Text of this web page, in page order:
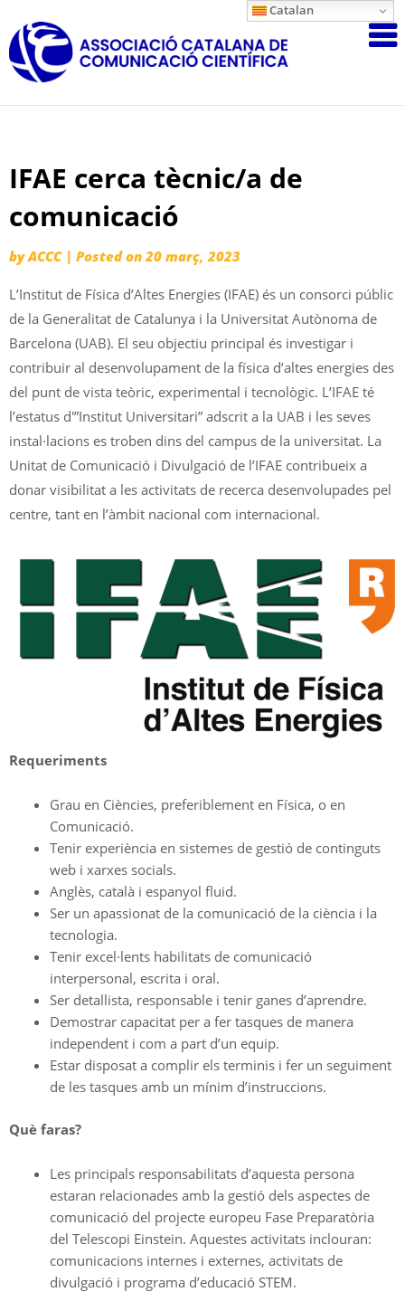
to
content
Associació
IFAE cerca tècnic/a de
comunicació
byACCC | Posted on 20 març, 2023
L’Institut de Física d’Altes Energies (IFAE) és un consorci públic
de la Generalitat de Catalunya i la Universitat Autònoma de
Barcelona (UAB). El seu objectiu principal és investigar i
contribuir al desenvolupament de la física d’altes energies des
del punt de vista teòric, experimental i tecnològic. L’IFAE té
l’estatus d'”Institut Universitari” adscrit a la UAB i les seves
instal·lacions es troben dins del campus de la universitat. La
Unitat de Comunicació i Divulgació de l’IFAE contribueix a
donar visibilitat a les activitats de recerca desenvolupades pel
centre, tant en l’àmbit nacional com internacional.
Requeriments
Grau en Ciències, preferiblement en Física, o en
Comunicació.
Tenir experiència en sistemes de gestió de continguts
web i xarxes socials.
Anglès, català i espanyol fluid.
Ser un apassionat de la comunicació de la ciència i la
tecnologia.
Tenir excel·lents habilitats de comunicació
interpersonal, escrita i oral.
Ser detallista, responsable i tenir ganes d’aprendre.
Demostrar capacitat per a fer tasques de manera
independent i com a part d’un equip.
Estar disposat a complir els terminis i fer un seguiment
de les tasques amb un mínim d’instruccions.
Què faras?
Les principals responsabilitats d’aquesta persona
estaran relacionades amb la gestió dels aspectes de
comunicació del projecte europeu Fase Preparatòria
del Telescopi Einstein. Aquestes activitats inclouran:
comunicacions internes i externes, activitats de
divulgació i programa d’educació STEM.
Catalan